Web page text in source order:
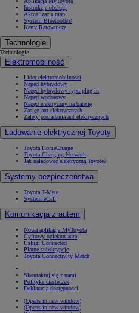
Instrukcje obsługi
Aktualizacja map
System Bluetooth®
Karty Ratownicze
Technologie
Technologie
Elektromobilność
Lider elektromobilności
Napęd hybrydowy
Napęd hybrydowy typu plug-in
Napęd wodorowy
Napęd elektryczny na baterię
Zasięg aut elektrycznych
Zalety posiadania aut elektrycznych
Ładowanie elektrycznej Toyoty
Toyota HomeCharge
Toyota Charging Network
Jak naładować elektryczną Toyotę?
Systemy bezpieczeństwa
Toyota T-Mate
System eCall
Komunikacja z autem
Nowa aplikacja MyToyota
Cyfrowy opiekun auta
Usługi Connected
Płatne subskrypcje
Toyota Connectivity Match
Skontaktuj się z nami
Polityka ciasteczek
Deklaracja dostępności
(Opens in new window)
(Opens in new window)